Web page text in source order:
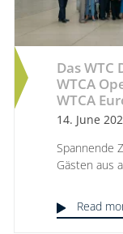
Das
WTCA
WTCA
14. June
Spannende
Gästen aus
Read